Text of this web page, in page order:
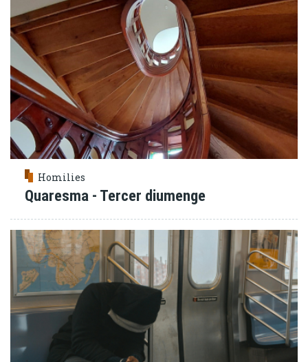
Homilies
Quaresma - Tercer diumenge